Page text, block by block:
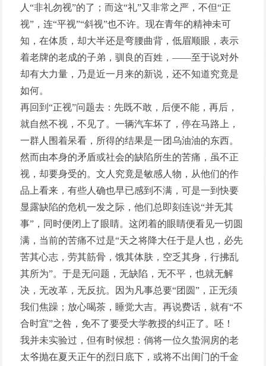
人“非礼勿视”的了；而这“礼”又非常之严，不但“正
视”，连“平视”“斜视”也不许。现在青年的精神未可
知，在体质，却大半还是弯腰曲背，低眉顺眼，表示
着老牌的老成的子弟，驯良的百姓，——至于说对外
却有大力量，乃是近一月来的新说，还不知道究竟是
如何。
再回到“正视”问题去：先既不敢，后便不能，再后，
就自然不视，不见了。一辆汽车坏了，停在马路上，
一群人围着呆看，所得的结果是一团乌油油的东西。
然而由本身的矛盾或社会的缺陷所生的苦痛，虽不正
视，却要身受的。文人究竟是敏感人物，从他们的作
品上看来，有些人确也早已感到不满，可是一到快要
显露缺陷的危机一发之际，他们总即刻连说“并无其
事”，同时便闭上了眼睛。这闭着的眼睛便看见一切圆
满，当前的苦痛不过是“天之将降大任于是人也，必先
苦其心志，劳其筋骨，饿其体肤，空乏其身，行拂乱
其所为”。于是无问题，无缺陷，无不平，也就无解
决，无改革，无反抗。因为凡事总要“团圆”，正无须
我们焦躁；放心喝茶，睡觉大吉。再说费话，就有“不
合时宜”之咎，免不了要受大学教授的纠正了。呸！
我并未实验过，但有时候想：倘将一位久蛰洞房的老
太爷抛在夏天正午的烈日底下，或将不出闺门的千金